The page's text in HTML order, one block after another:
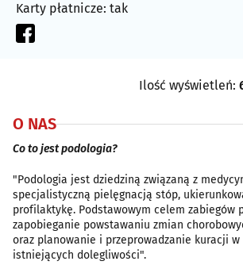
Karty płatnicze: tak
Ilość wyświetleń:
O NAS
Co to jest podologia?
"Podologia jest dziedziną związaną z
specjalistyczną pielęgnacją stóp,
profilaktykę. Podstawowym celem zabiegów
zapobieganie powstawaniu zmian
oraz planowanie i przeprowadzanie kuracji w
istniejących dolegliwości".